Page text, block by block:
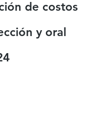
de costos
y oral